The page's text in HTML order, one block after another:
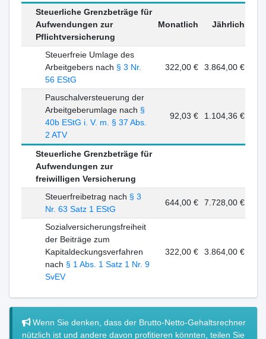
Steuerliche Grenzbeträge für
Aufwendungen zur
Pflichtversicherung
Monatlich Jährlich
Steuerfreie Umlage des
Arbeitgebers nach § 3 Nr.
56 EStG
322,00 € 3.864,00 €
Pauschalversteuerung der
Arbeitgeberumlage nach §
40b EStG i. V. m. § 37 Abs.
2 ATV
92,03 € 1.104,36 €
Steuerliche Grenzbeträge für
Aufwendungen zur
freiwilligen Versicherung
Steuerfreibetrag nach § 3
Nr. 63 Satz 1 EStG
644,00 € 7.728,00 €
Sozialversicherungsfreiheit
der Beiträge zum
Kapitaldeckungsverfahren
nach § 1 Abs. 1 Satz 1 Nr. 9
SvEV
322,00 € 3.864,00 €
Wenn Sie denken, dass der Brutto-Netto-Gehaltsrechner
nützlich ist und andere davon profitieren könnten, teilen Sie